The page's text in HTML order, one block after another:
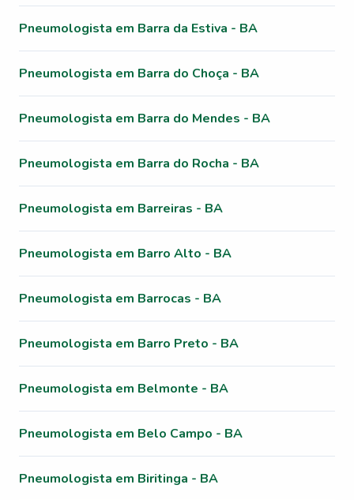
Pneumologista em Barra da Estiva - BA
Pneumologista em Barra do Choça - BA
Pneumologista em Barra do Mendes - BA
Pneumologista em Barra do Rocha - BA
Pneumologista em Barreiras - BA
Pneumologista em Barro Alto - BA
Pneumologista em Barrocas - BA
Pneumologista em Barro Preto - BA
Pneumologista em Belmonte - BA
Pneumologista em Belo Campo - BA
Pneumologista em Biritinga - BA